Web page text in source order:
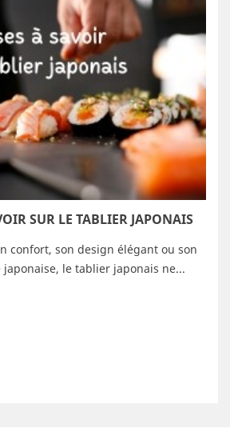
SUR LE TABLIER JAPONAIS
confort, son design élégant ou son
le tablier japonais ne...